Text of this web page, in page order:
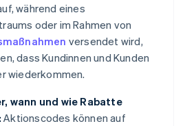
während eines
oder im Rahmen von
versendet wird,
dass Kundinnen und Kunden
wiederkommen.
wann und wie Rabatte
Aktionscodes können auf